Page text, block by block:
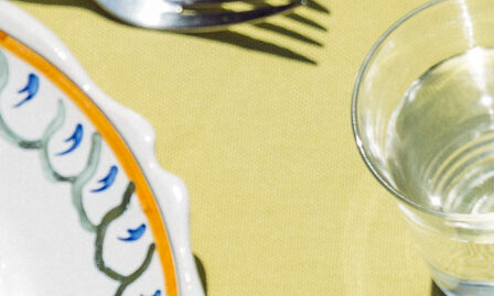
adhérents